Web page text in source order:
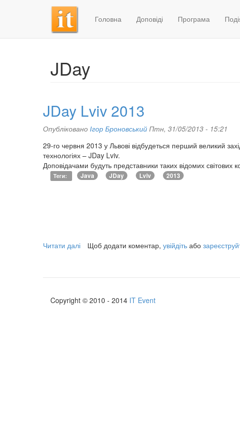
Перейти
Головна Доповіді Програма
JDay
JDay Lviv 2013
Опубліковано Ігор Броновський Птн, 31/05/2013 - 15:21
29-го червня 2013 у Львові відбудеться перший великий
технологіях – JDay Lviv.
Доповідачами будуть представники таких відомих
Теги: Java JDay Lviv 2013
Читати далі про
2013
Щоб додати коментар, увійдіть або
Copyright © 2010 - 2014 IT Event